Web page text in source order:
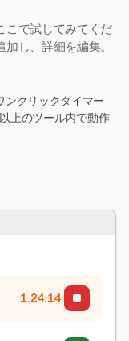
こで試してみてくだ
し、詳細を編集。
ンクリックタイマー
上のツール内で動作
1:24:15